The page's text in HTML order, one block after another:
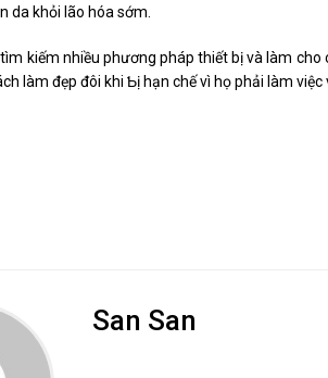
da khỏi lão hóa sớm.
kiếm nhiều phương pháp thiết bị và làm
làm đẹp đôi khi Ƅị hạn chế vì họ phải làm việc
San San